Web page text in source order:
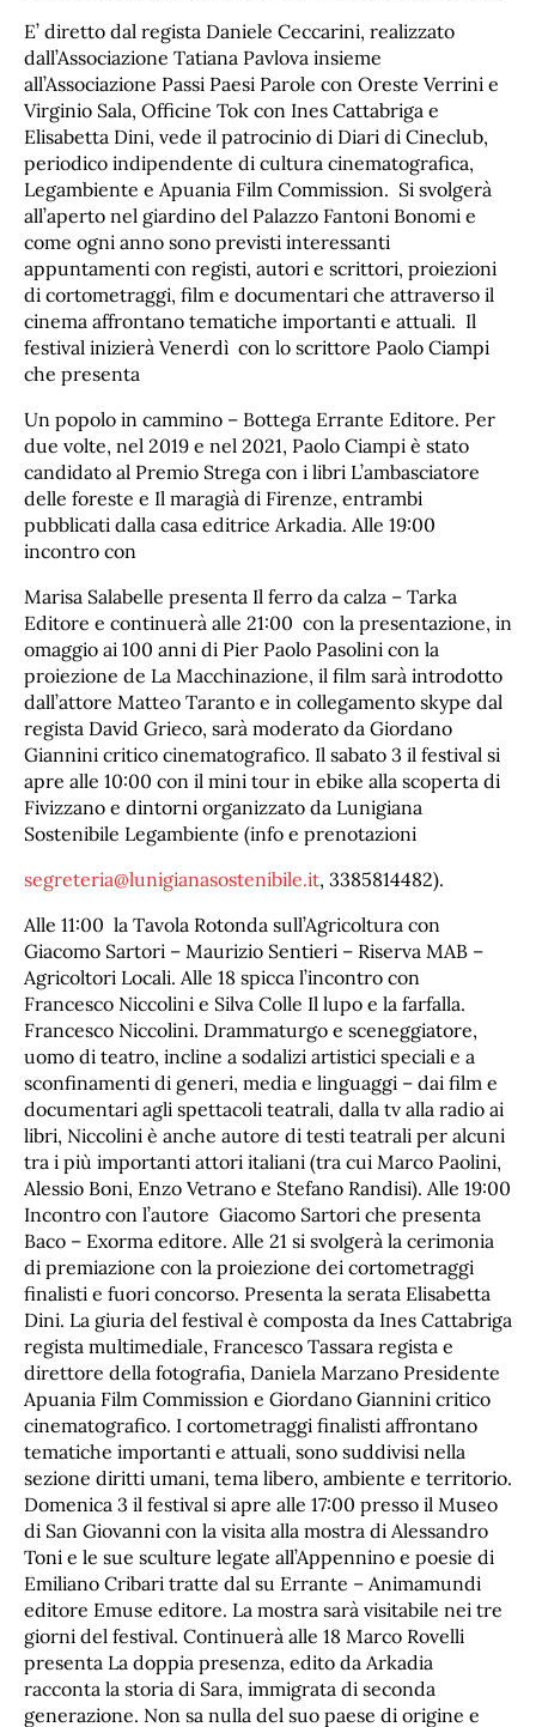
E’ diretto dal regista Daniele Ceccarini, realizzato
dall’Associazione Tatiana Pavlova insieme
all’Associazione Passi Paesi Parole con Oreste Verrini e
Virginio Sala, Officine Tok con Ines Cattabriga e
Elisabetta Dini, vede il patrocinio di Diari di Cineclub,
periodico indipendente di cultura cinematografica,
Legambiente e Apuania Film Commission. Si svolgerà
all’aperto nel giardino del Palazzo Fantoni Bonomi e
come ogni anno sono previsti interessanti
appuntamenti con registi, autori e scrittori, proiezioni
di cortometraggi, film e documentari che attraverso il
cinema affrontano tematiche importanti e attuali. Il
festival inizierà Venerdì con lo scrittore Paolo Ciampi
che presenta
Un popolo in cammino – Bottega Errante Editore. Per
due volte, nel 2019 e nel 2021, Paolo Ciampi è stato
candidato al Premio Strega con i libri L’ambasciatore
delle foreste e Il maragià di Firenze, entrambi
pubblicati dalla casa editrice Arkadia. Alle 19:00
incontro con
Marisa Salabelle presenta Il ferro da calza – Tarka
Editore e continuerà alle 21:00 con la presentazione, in
omaggio ai 100 anni di Pier Paolo Pasolini con la
proiezione de La Macchinazione, il film sarà introdotto
dall’attore Matteo Taranto e in collegamento skype dal
regista David Grieco, sarà moderato da Giordano
Giannini critico cinematografico. Il sabato 3 il festival si
apre alle 10:00 con il mini tour in ebike alla scoperta di
Fivizzano e dintorni organizzato da Lunigiana
Sostenibile Legambiente (info e prenotazioni
segreteria@lunigianasostenibile.it, 3385814482).
Alle 11:00 la Tavola Rotonda sull’Agricoltura con
Giacomo Sartori – Maurizio Sentieri – Riserva MAB –
Agricoltori Locali. Alle 18 spicca l’incontro con
Francesco Niccolini e Silva Colle Il lupo e la farfalla.
Francesco Niccolini. Drammaturgo e sceneggiatore,
uomo di teatro, incline a sodalizi artistici speciali e a
sconfinamenti di generi, media e linguaggi – dai film e
documentari agli spettacoli teatrali, dalla tv alla radio ai
libri, Niccolini è anche autore di testi teatrali per alcuni
tra i più importanti attori italiani (tra cui Marco Paolini,
Alessio Boni, Enzo Vetrano e Stefano Randisi). Alle 19:00
Incontro con l’autore Giacomo Sartori che presenta
Baco – Exorma editore. Alle 21 si svolgerà la cerimonia
di premiazione con la proiezione dei cortometraggi
finalisti e fuori concorso. Presenta la serata Elisabetta
Dini. La giuria del festival è composta da Ines Cattabriga
regista multimediale, Francesco Tassara regista e
direttore della fotografia, Daniela Marzano Presidente
Apuania Film Commission e Giordano Giannini critico
cinematografico. I cortometraggi finalisti affrontano
tematiche importanti e attuali, sono suddivisi nella
sezione diritti umani, tema libero, ambiente e territorio.
Domenica 3 il festival si apre alle 17:00 presso il Museo
di San Giovanni con la visita alla mostra di Alessandro
Toni e le sue sculture legate all’Appennino e poesie di
Emiliano Cribari tratte dal su Errante – Animamundi
editore Emuse editore. La mostra sarà visitabile nei tre
giorni del festival. Continuerà alle 18 Marco Rovelli
presenta La doppia presenza, edito da Arkadia
racconta la storia di Sara, immigrata di seconda
generazione. Non sa nulla del suo paese di origine e